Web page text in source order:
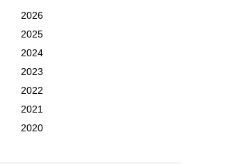
2026
2025
2024
2023
2022
2021
2020